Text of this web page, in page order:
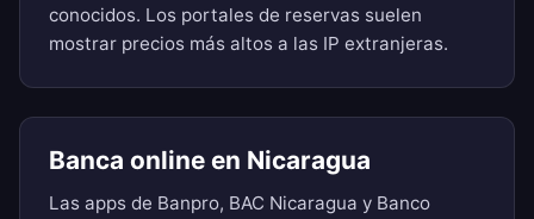
conocidos. Los portales de reservas suelen
mostrar precios más altos a las IP extranjeras.
Banca online en Nicaragua
Las apps de Banpro, BAC Nicaragua y Banco